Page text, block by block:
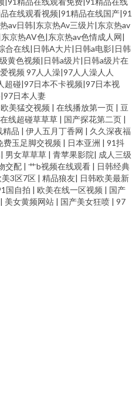
在线观看视频|91精品在线国产|91
av日韩|东京热Av三级片|东京热av
京热AV色|东京热av色情成人网|
合在线|日韩A大片|日韩a电影|日韩
黄色视频|日韩a级片|日韩a级片在
视频 97人人澡|97人人澡人人
超碰|97日本不卡视频|97日本视
日本人妻
欧美猛交视频 | 在线播放第一页 | 豆
在线超碰草草草 | 国产探花第二页 |
精品 | 伊人五月丁香网 | 久久深夜福
费玉足脚交视频 | 日本亚洲 | 91抖
| 男女草草草 | 青苹果影院| 成人三级
交配 | 艹b视频在线观看 | 日韩经典
美3区7区 | 精品狼友| 日韩欧美最新
国自拍 | 欧美在线一区视频 | 国产
| 美女黄频网站 | 国产美女狂喷 | 97